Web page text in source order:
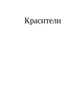
Красители